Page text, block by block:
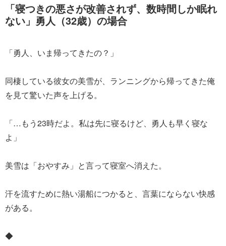
「寝つきの悪さが改善されず、数時間しか眠れ
ない」勇人（32歳）の場合
「勇人、いま帰ってきたの？」
同棲している彼女の美雪が、ランニングから帰ってきた俺
を見て驚いた声を上げる。
「…もう23時だよ。私は先に寝るけど、勇人も早く寝な
よ」
美雪は「おやすみ」と言って寝室へ消えた。
汗を流すために熱い湯船につかると、言葉にならない快感
がある。
◆